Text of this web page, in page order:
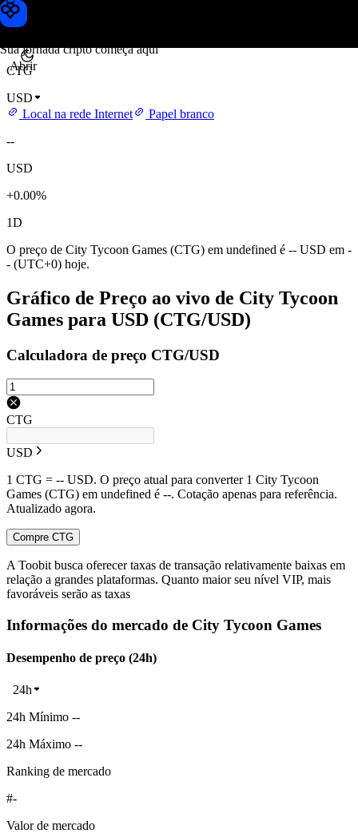
Sua jornada cripto começa aqui
Abrir
Preço de City Tycoon Games
CTG
USD
Local na rede Internet
Papel branco
--
USD
+0.00%
1D
O preço de City Tycoon Games (CTG) em undefined é -- USD em -
- (UTC+0) hoje.
Gráfico de Preço ao vivo de City Tycoon
Games para USD (CTG/USD)
Calculadora de preço CTG/USD
CTG
USD
1 CTG = -- USD. O preço atual para converter 1 City Tycoon
Games (CTG) em undefined é --. Cotação apenas para referência.
Atualizado agora.
Compre CTG
A Toobit busca oferecer taxas de transação relativamente baixas em
relação a grandes plataformas. Quanto maior seu nível VIP, mais
favoráveis serão as taxas
Informações do mercado de City Tycoon Games
Desempenho de preço (24h)
24h
24h Mínimo --
24h Máximo --
Ranking de mercado
#-
Valor de mercado